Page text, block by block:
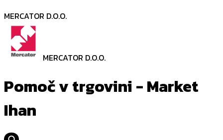
MERCATOR D.O.O.
MERCATOR D.O.O.
Pomoč v trgovini - Market
Ihan